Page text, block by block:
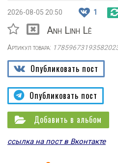
2026-08-05 20:50 1
Anh Linh Lê
Артикул товара:
Опубликовать пост
Опубликовать пост
Добавить в альбом
ссылка на пост в Вконтакте